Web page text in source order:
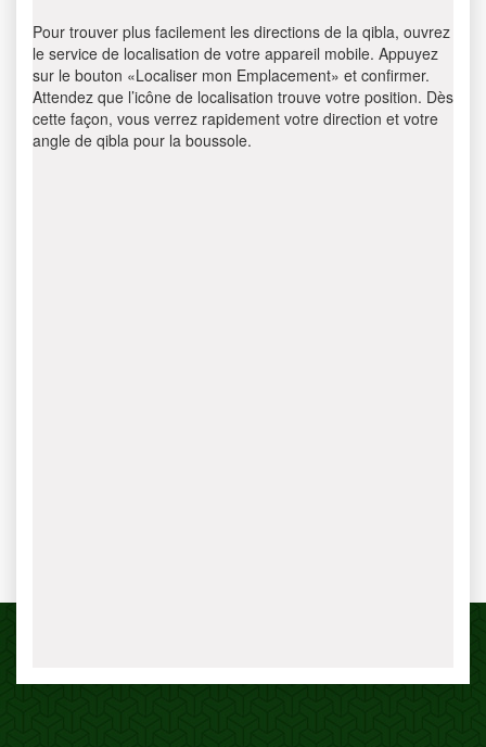
Pour trouver plus facilement les directions de la qibla, ouvrez
le service de localisation de votre appareil mobile. Appuyez
sur le bouton «Localiser mon Emplacement» et confirmer.
Attendez que l’icône de localisation trouve votre position. Dès
cette façon, vous verrez rapidement votre direction et votre
angle de qibla pour la boussole.